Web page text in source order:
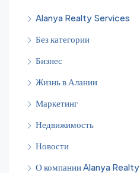
Alanya Realty Services
Без категории
Бизнес
Жизнь в Алании
Маркетинг
Недвижимость
Новости
О компании Alanya Realty